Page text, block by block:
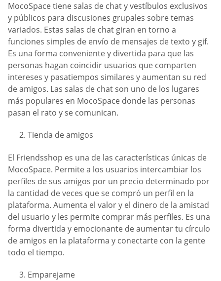
MocoSpace tiene salas de chat y vestíbulos exclusivos
y públicos para discusiones grupales sobre temas
variados. Estas salas de chat giran en torno a
funciones simples de envío de mensajes de texto y gif.
Es una forma conveniente y divertida para que las
personas hagan coincidir usuarios que comparten
intereses y pasatiempos similares y aumentan su red
de amigos. Las salas de chat son uno de los lugares
más populares en MocoSpace donde las personas
pasan el rato y se comunican.
Tienda de amigos
El Friendsshop es una de las características únicas de
MocoSpace. Permite a los usuarios intercambiar los
perfiles de sus amigos por un precio determinado por
la cantidad de veces que se compró un perfil en la
plataforma. Aumenta el valor y el dinero de la amistad
del usuario y les permite comprar más perfiles. Es una
forma divertida y emocionante de aumentar tu círculo
de amigos en la plataforma y conectarte con la gente
todo el tiempo.
Emparejame